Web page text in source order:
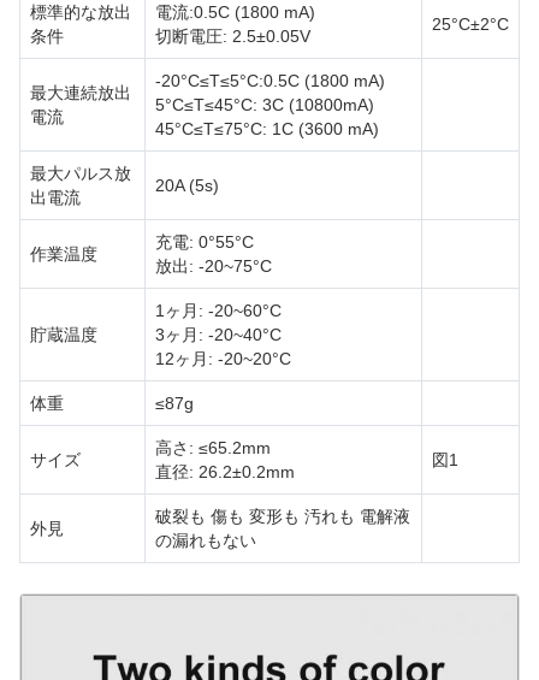
標準的な放出
条件
電流:0.5C (1800 mA)
切断電圧: 2.5±0.05V
25°C±2°C
最大連続放出
電流
-20°C≤T≤5°C:0.5C (1800 mA)
5°C≤T≤45°C: 3C (10800mA)
45°C≤T≤75°C: 1C (3600 mA)
最大パルス放
出電流
20A (5s)
作業温度
充電: 0°55°C
放出: -20~75°C
貯蔵温度
1ヶ月: -20~60°C
3ヶ月: -20~40°C
12ヶ月: -20~20°C
体重 ≤87g
サイズ
高さ: ≤65.2mm
直径: 26.2±0.2mm
図1
外見
破裂も 傷も 変形も 汚れも 電解液
の漏れもない